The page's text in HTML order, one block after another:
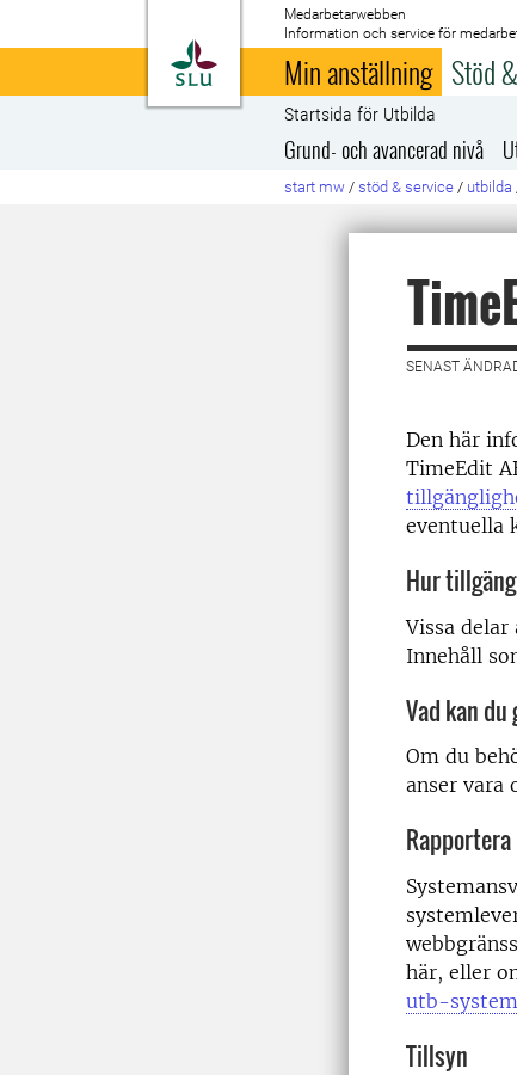
Till startsida
Medarbetarwebben
Information och service för
Min anställning Stöd
Startsida för Utbilda
Grund- och avancerad nivå
start mw / stöd & service / utbilda
SENAST
Den här
TimeEdit
eventuella
Hur
Vissa
Innehåll
Vad kan
Om du
anser vara
här, eller
utb-
Tillsyn